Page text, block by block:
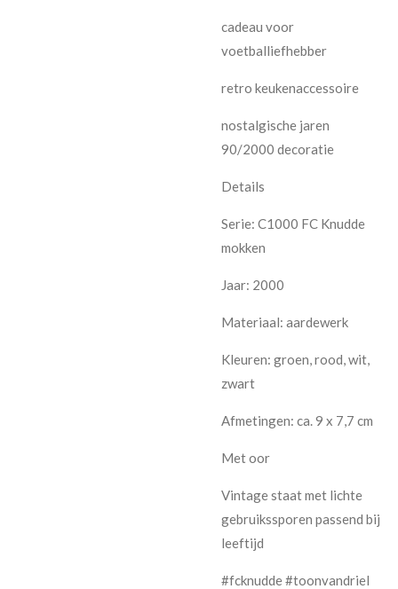
cadeau voor
voetballiefhebber
retro keukenaccessoire
nostalgische jaren
90/2000 decoratie
Details
Serie: C1000 FC Knudde
mokken
Jaar: 2000
Materiaal: aardewerk
Kleuren: groen, rood, wit,
zwart
Afmetingen: ca. 9 x 7,7 cm
Met oor
Vintage staat met lichte
gebruikssporen passend bij
leeftijd
#fcknudde #toonvandriel